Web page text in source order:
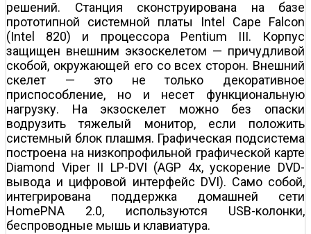
решений. Станция сконструирована на базе
прототипной системной платы Intel Cape Falcon
(Intel 820) и процессора Pentium III. Корпус
защищен внешним экзоскелетом — причудливой
скобой, окружающей его со всех сторон. Внешний
скелет — это не только декоративное
приспособление, но и несет функциональную
нагрузку. На экзоскелет можно без опаски
водрузить тяжелый монитор, если положить
системный блок плашмя. Графическая подсистема
построена на низкопрофильной графической карте
Diamond Viper II LP-DVI (AGP 4x, ускорение DVD-
вывода и цифровой интерфейс DVI). Само собой,
интегрирована поддержка домашней сети
HomePNA 2.0, используются USB-колонки,
беспроводные мышь и клавиатура.